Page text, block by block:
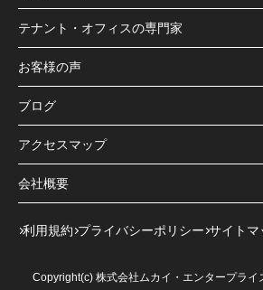
テナント・オフィスの専門家
お客様の声
ブログ
アクセスマップ
会社概要
利用規約 プライバシーポリシー サイトマ
Copyright(c) 株式会社ムカイ・エンタープラ